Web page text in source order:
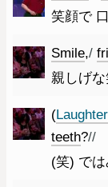
笑顔で
Smile,/
親しげ
(Laughter
teeth?//
(笑) で